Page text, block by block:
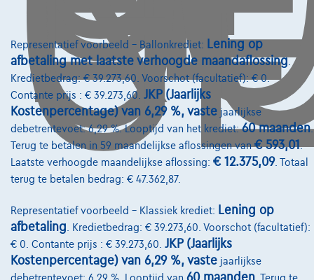
Citroen C3Turbo 100 ch Manual MAX
03/2026
775 km Benzine Manueel
€19.421 1
Vanaf€293,24/maandmet een laatste
maandaflossing van€6.119,39
Ontdek het volledige cijfervoorbeeld
Representatief voorbeeld – Ballonkrediet: Lening op
afbetaling met laatste verhoogde maandaflossing
Kredietbedrag: € 39.273,60. Voorschot (facultatief): € 0.
Contante prijs : € 39.273,60. JKP (Jaarlijks
Kostenpercentage) van 6,29 %, vaste jaarlijkse
debetrentevoet: 6,29 %. Looptijd van het krediet:60 maanden.
Terug te betalen in 59 maandelijkse aflossingen van€ 593,01.
Laatste verhoogde maandelijkse aflossing: € 12.375,09. Totaal
terug te betalen bedrag: € 47.362,87.
Representatief voorbeeld – Klassiek krediet: Lening op
afbetaling . Kredietbedrag: € 39.273,60. Voorschot (facultatief):
€ 0. Contante prijs : € 39.273,60. JKP (Jaarlijks
Kostenpercentage) van 6,29 %, vaste jaarlijkse